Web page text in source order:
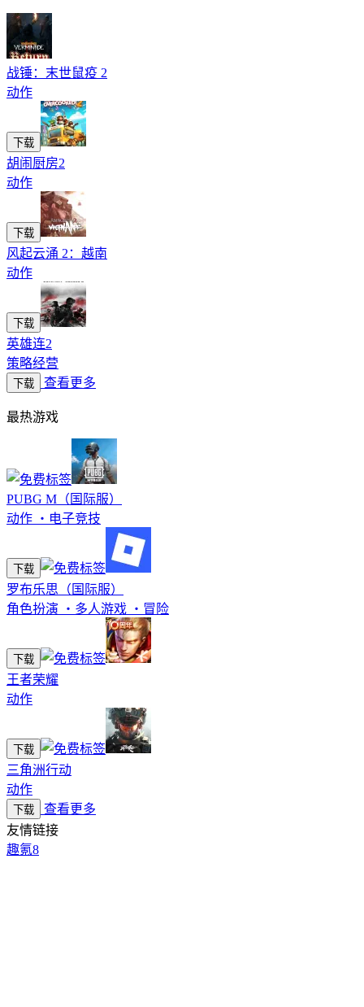
战锤：末世鼠疫 2
动作
下载
胡闹厨房2
动作
下载
风起云涌 2：越南
动作
下载
英雄连2
策略经营
下载 查看更多
最热游戏
PUBG M（国际服）
动作 ・ 电子竞技
下载
罗布乐思（国际服）
角色扮演
・ 多人游戏 ・ 冒险
下载
王者荣耀
动作
下载
三角洲行动
动作
下载
查看更多
友情链接
趣氪8